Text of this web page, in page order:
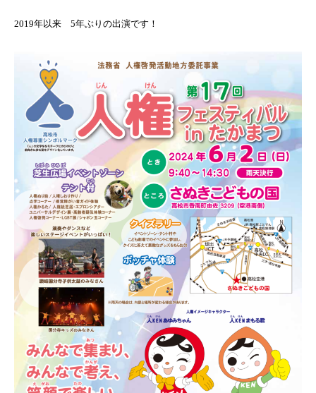
2019年以来 5年ぶりの出演です！